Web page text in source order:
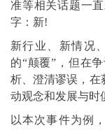
准等相关话题一
字：新!
新行业、新情况
的“颠覆”，但在
析、澄清谬误，在
动观念和发展与时
以本次事件为例